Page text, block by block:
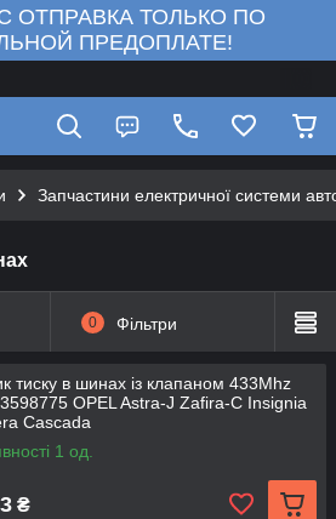
ОТПРАВКА ТОЛЬКО ПО
ПРЕДОПЛАТЕ!
Запчастини електричної системи
0 Фільтри
тиску в шинах із клапаном 433Mhz
OPEL Astra-J Zafira-C Insignia
Cascada
1 од.
₴